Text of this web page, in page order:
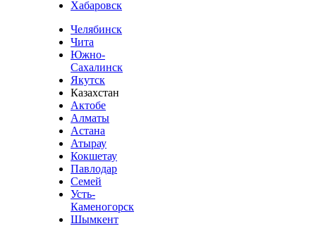
Хабаровск
Челябинск
Чита
Южно-
Сахалинск
Якутск
Казахстан
Актобе
Алматы
Астана
Атырау
Кокшетау
Павлодар
Семей
Усть-
Каменогорск
Шымкент